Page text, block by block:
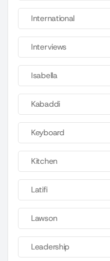
International
Interviews
Isabella
Kabaddi
Keyboard
Kitchen
Latifi
Lawson
Leadership